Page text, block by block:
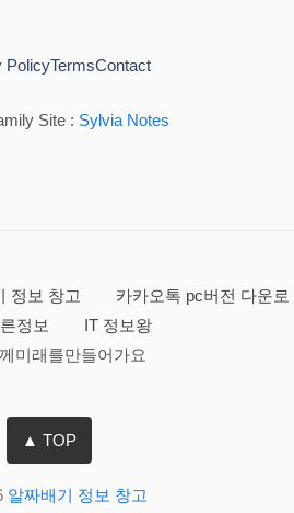
Site : Sylvia Notes
PolicyTermsContact
정보 창고
카카오톡 pc버전 다운로
정보
IT 정보왕
미래를만들어가요
▲ TOP
알짜배기 정보 창고